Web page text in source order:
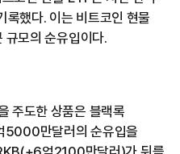
했다. 이는 비트코인 현물
규모의 순유입이다.
주도한 상품은 블랙록
5000만달러의 순유입을